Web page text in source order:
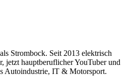
Strombock. Seit 2013 elektrisch
jetzt hauptberuflicher YouTuber und
Autoindustrie, IT & Motorsport.